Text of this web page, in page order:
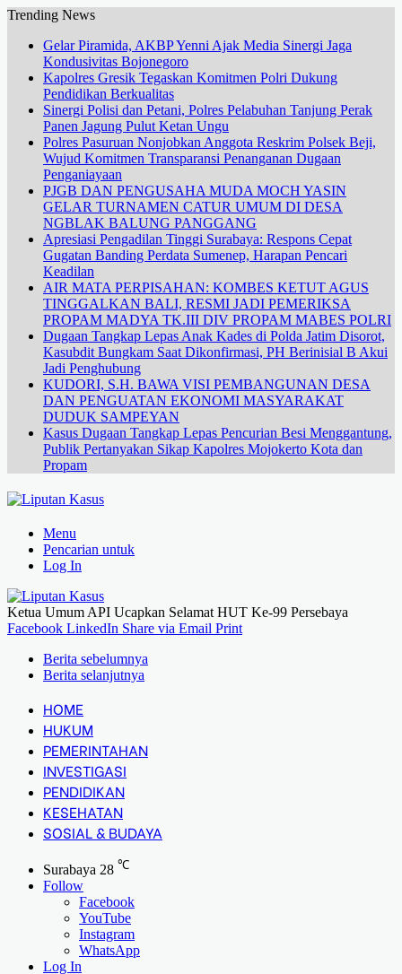
Trending News
Gelar Piramida, AKBP Yenni Ajak Media Sinergi Jaga
Kondusivitas Bojonegoro
Kapolres Gresik Tegaskan Komitmen Polri Dukung
Pendidikan Berkualitas
Sinergi Polisi dan Petani, Polres Pelabuhan Tanjung Perak
Panen Jagung Pulut Ketan Ungu
Polres Pasuruan Nonjobkan Anggota Reskrim Polsek Beji,
Wujud Komitmen Transparansi Penanganan Dugaan
Penganiayaan
PJGB DAN PENGUSAHA MUDA MOCH YASIN
GELAR TURNAMEN CATUR UMUM DI DESA
NGBLAK BALUNG PANGGANG
Apresiasi Pengadilan Tinggi Surabaya: Respons Cepat
Gugatan Banding Perdata Sumenep, Harapan Pencari
Keadilan
AIR MATA PERPISAHAN: KOMBES KETUT AGUS
TINGGALKAN BALI, RESMI JADI PEMERIKSA
PROPAM MADYA TK.III DIV PROPAM MABES POLRI
Dugaan Tangkap Lepas Anak Kades di Polda Jatim Disorot,
Kasubdit Bungkam Saat Dikonfirmasi, PH Berinisial B Akui
Jadi Penghubung
KUDORI, S.H. BAWA VISI PEMBANGUNAN DESA
DAN PENGUATAN EKONOMI MASYARAKAT
DUDUK SAMPEYAN
Kasus Dugaan Tangkap Lepas Pencurian Besi Menggantung,
Publik Pertanyakan Sikap Kapolres Mojokerto Kota dan
Propam
Menu
Pencarian untuk
Log In
Ketua Umum API Ucapkan Selamat HUT Ke‑99 Persebaya
Facebook LinkedIn Share via Email Print
Berita sebelumnya
Berita selanjutnya
HOME
HUKUM
PEMERINTAHAN
INVESTIGASI
PENDIDIKAN
KESEHATAN
SOSIAL & BUDAYA
Surabaya 28 ℃
Follow
Facebook
YouTube
Instagram
WhatsApp
Log In